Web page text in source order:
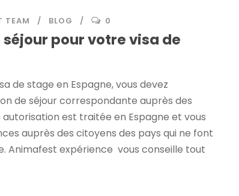
TEAM BLOG 0
pour votre visa de
de stage en Espagne, vous devez
de séjour correspondante auprès des
est traitée en Espagne et vous
auprès des citoyens des pays qui ne font
Animafest expérience vous conseille tout